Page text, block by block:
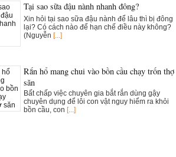
Tại sao sữa đậu nành nhanh đông?
Xin hỏi tại sao sữa đậu nành để lâu thì bị đông
lại? Có cách nào để hạn chế điều này không?
(Nguyễn [...]
Rắn hổ mang chui vào bồn cầu chạy trốn thợ
săn
Bất chấp việc chuyên gia bắt rắn dùng gậy
chuyên dụng để lôi con vật nguy hiểm ra khỏi
bồn cầu, con [...]